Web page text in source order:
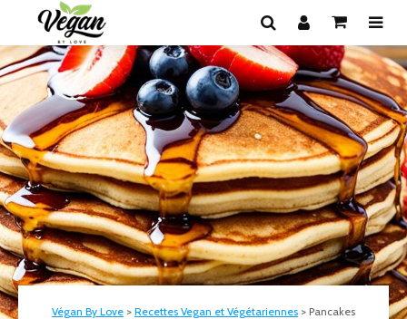
Végan By Love > Recettes Vegan et Végétariennes > Pancakes